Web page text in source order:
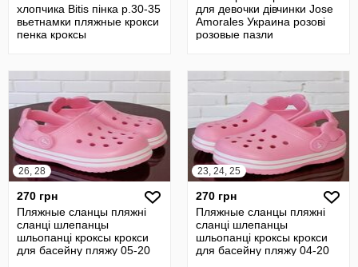
хлопчика Bitis пінка р.30-35
вьетнамки пляжные крокси
пенка кроксы
для девочки дівчинки Jose
Amorales Украина розові
розовые пазли
26, 28
270 грн
Пляжные сланцы пляжні
сланці шлепанцы
шльопанці кроксы крокси
для басейну пляжу 05-20
23, 24, 25
270 грн
Пляжные сланцы пляжні
сланці шлепанцы
шльопанці кроксы крокси
для басейну пляжу 04-20